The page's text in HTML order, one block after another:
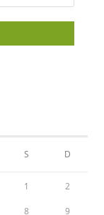
S D
1 2
8 9